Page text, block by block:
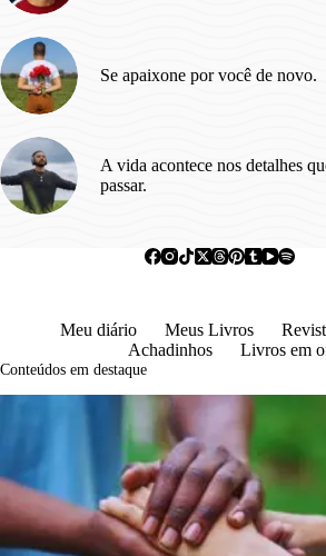
Se apaixone por você de novo.
A vida acontece nos detalhes
passar.
Meu diário Meus Livros
Achadinhos
Livros em
Conteúdos em destaque